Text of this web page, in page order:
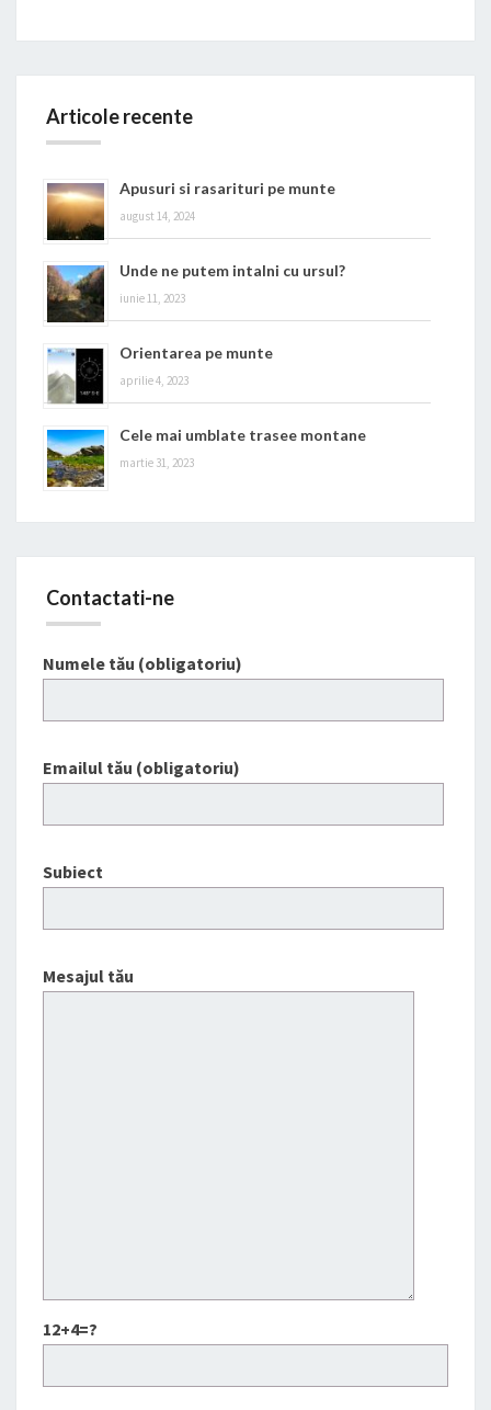
Articole recente
Apusuri si rasarituri pe munte
august 14, 2024
Unde ne putem intalni cu ursul?
iunie 11, 2023
Orientarea pe munte
aprilie 4, 2023
Cele mai umblate trasee montane
martie 31, 2023
Contactati-ne
Numele tău (obligatoriu)
Emailul tău (obligatoriu)
Subiect
Mesajul tău
12+4=?